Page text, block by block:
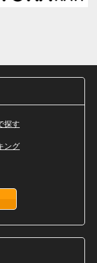
探す
ング